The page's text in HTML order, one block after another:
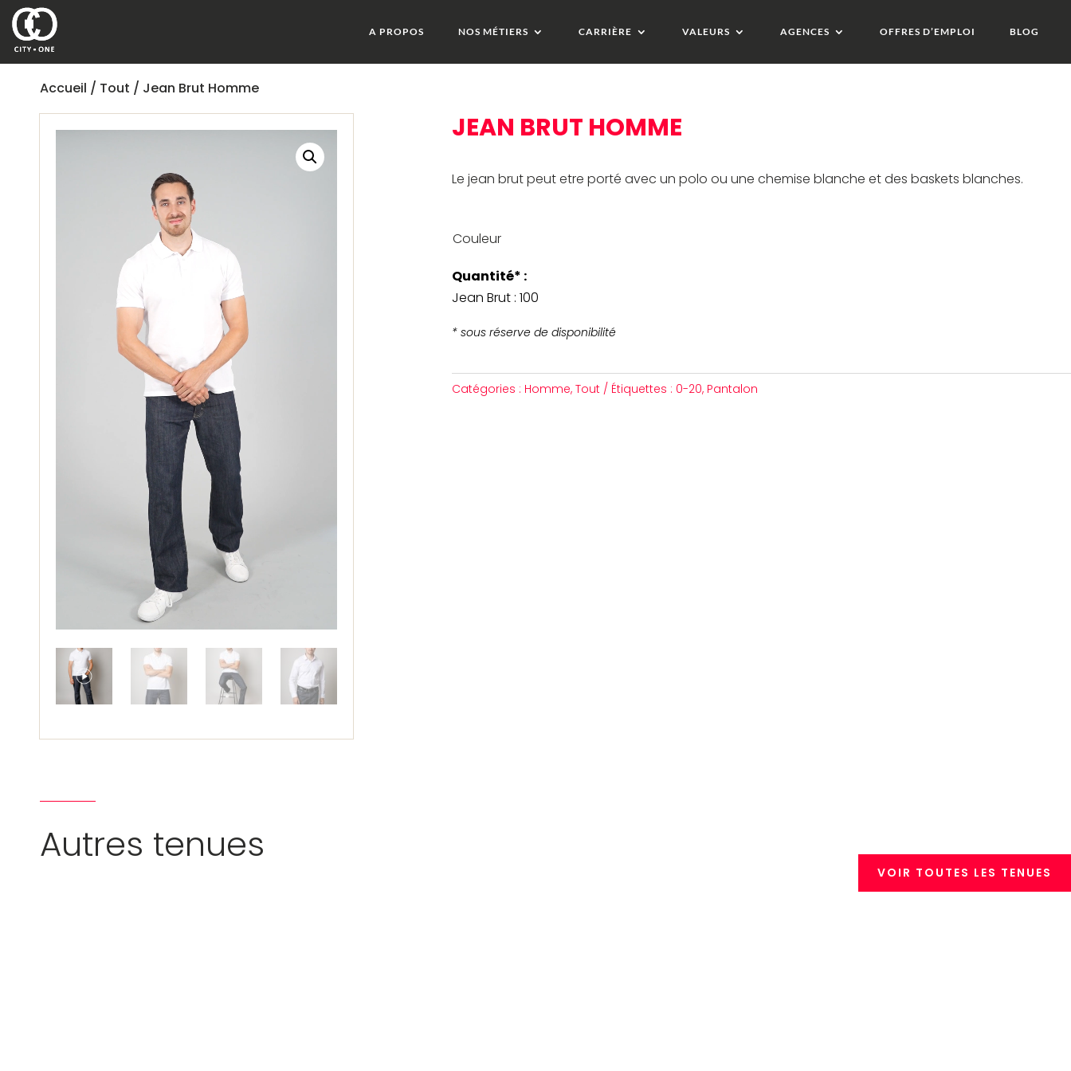
A PROPOS NOS MÉTIERS CARRIÈRE VALEURS AGENCES OFFRES D’EMPLOI BLOG
Accueil / Tout / Jean Brut Homme
JEAN BRUT HOMME
Le jean brut peut etre porté avec un polo ou une chemise blanche et des baskets blanches.
Couleur
Quantité* :
Jean Brut : 100
* sous réserve de disponibilité
Catégories : Homme,Tout Étiquettes : 0-20, Pantalon
Autres tenues
VOIR TOUTES LES TENUES